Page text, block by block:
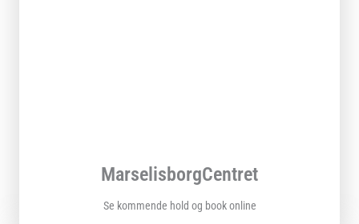
MarselisborgCentret
Se kommende hold og book online